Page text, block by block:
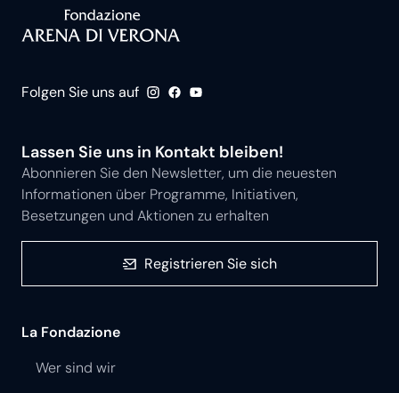
Folgen Sie uns auf
Lassen Sie uns in Kontakt bleiben!
Abonnieren Sie den Newsletter, um die neuesten
Informationen über Programme, Initiativen,
Besetzungen und Aktionen zu erhalten
Registrieren Sie sich
La Fondazione
Wer sind wir